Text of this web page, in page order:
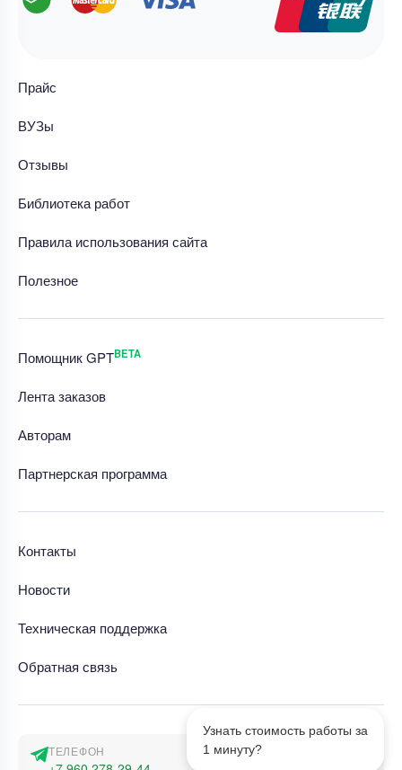
Узнать стоимость работы за
1 минуту?
Прайс
ВУЗы
Отзывы
Библиотека работ
Правила использования сайта
Полезное
Помощник GPTBETA
Лента заказов
Авторам
Партнерская программа
Контакты
Новости
Техническая поддержка
Обратная связь
ТЕЛЕФОН